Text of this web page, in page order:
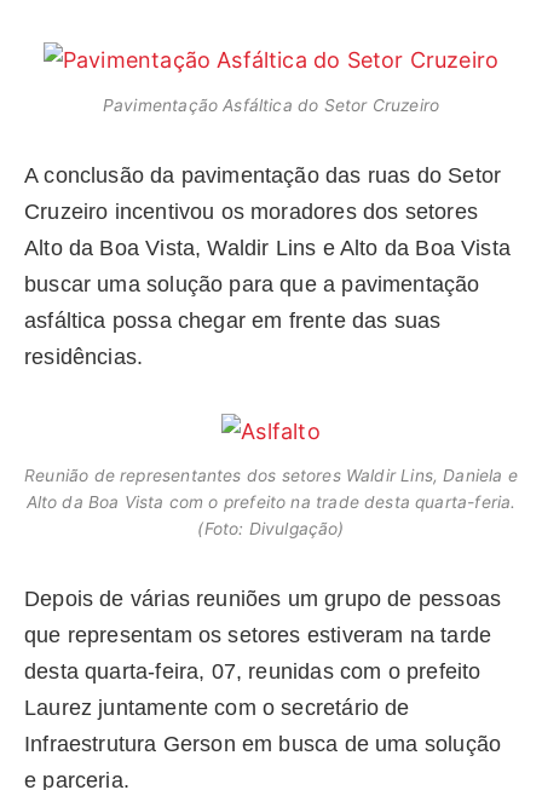
Pavimentação Asfáltica do Setor Cruzeiro
A conclusão da pavimentação das ruas do Setor
Cruzeiro incentivou os moradores dos setores
Alto da Boa Vista, Waldir Lins e Alto da Boa Vista
buscar uma solução para que a pavimentação
asfáltica possa chegar em frente das suas
residências.
Reunião de representantes dos setores Waldir Lins, Daniela e
Alto da Boa Vista com o prefeito na trade desta quarta-feria.
(Foto: Divulgação)
Depois de várias reuniões um grupo de pessoas
que representam os setores estiveram na tarde
desta quarta-feira, 07, reunidas com o prefeito
Laurez juntamente com o secretário de
Infraestrutura Gerson em busca de uma solução
e parceria.